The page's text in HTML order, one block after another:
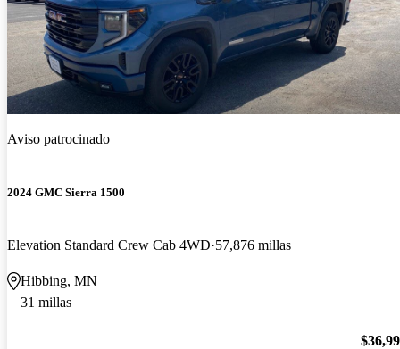
Aviso patrocinado
2024 GMC Sierra 1500
Elevation Standard Crew Cab 4WD 57,876 millas
Hibbing, MN
31 millas